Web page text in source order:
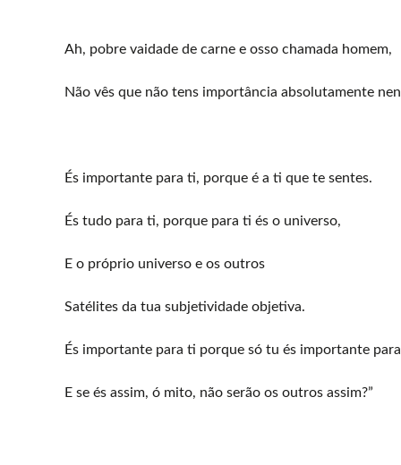
Ah, pobre vaidade de carne e osso chamada homem,
Não vês que não tens importância absolutamente
És importante para ti, porque é a ti que te sentes.
És tudo para ti, porque para ti és o universo,
E o próprio universo e os outros
Satélites da tua subjetividade objetiva.
És importante para ti porque só tu és importante
E se és assim, ó mito, não serão os outros assim?”